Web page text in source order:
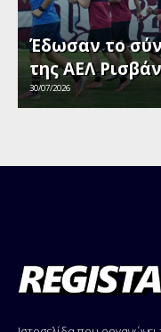
Έδωσαν το
της ΑΕΛ
30/07/2026